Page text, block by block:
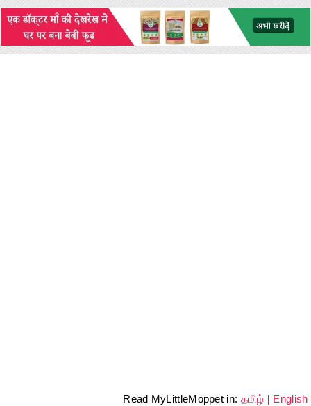
Read MyLittleMoppet in: தமிழ் | English